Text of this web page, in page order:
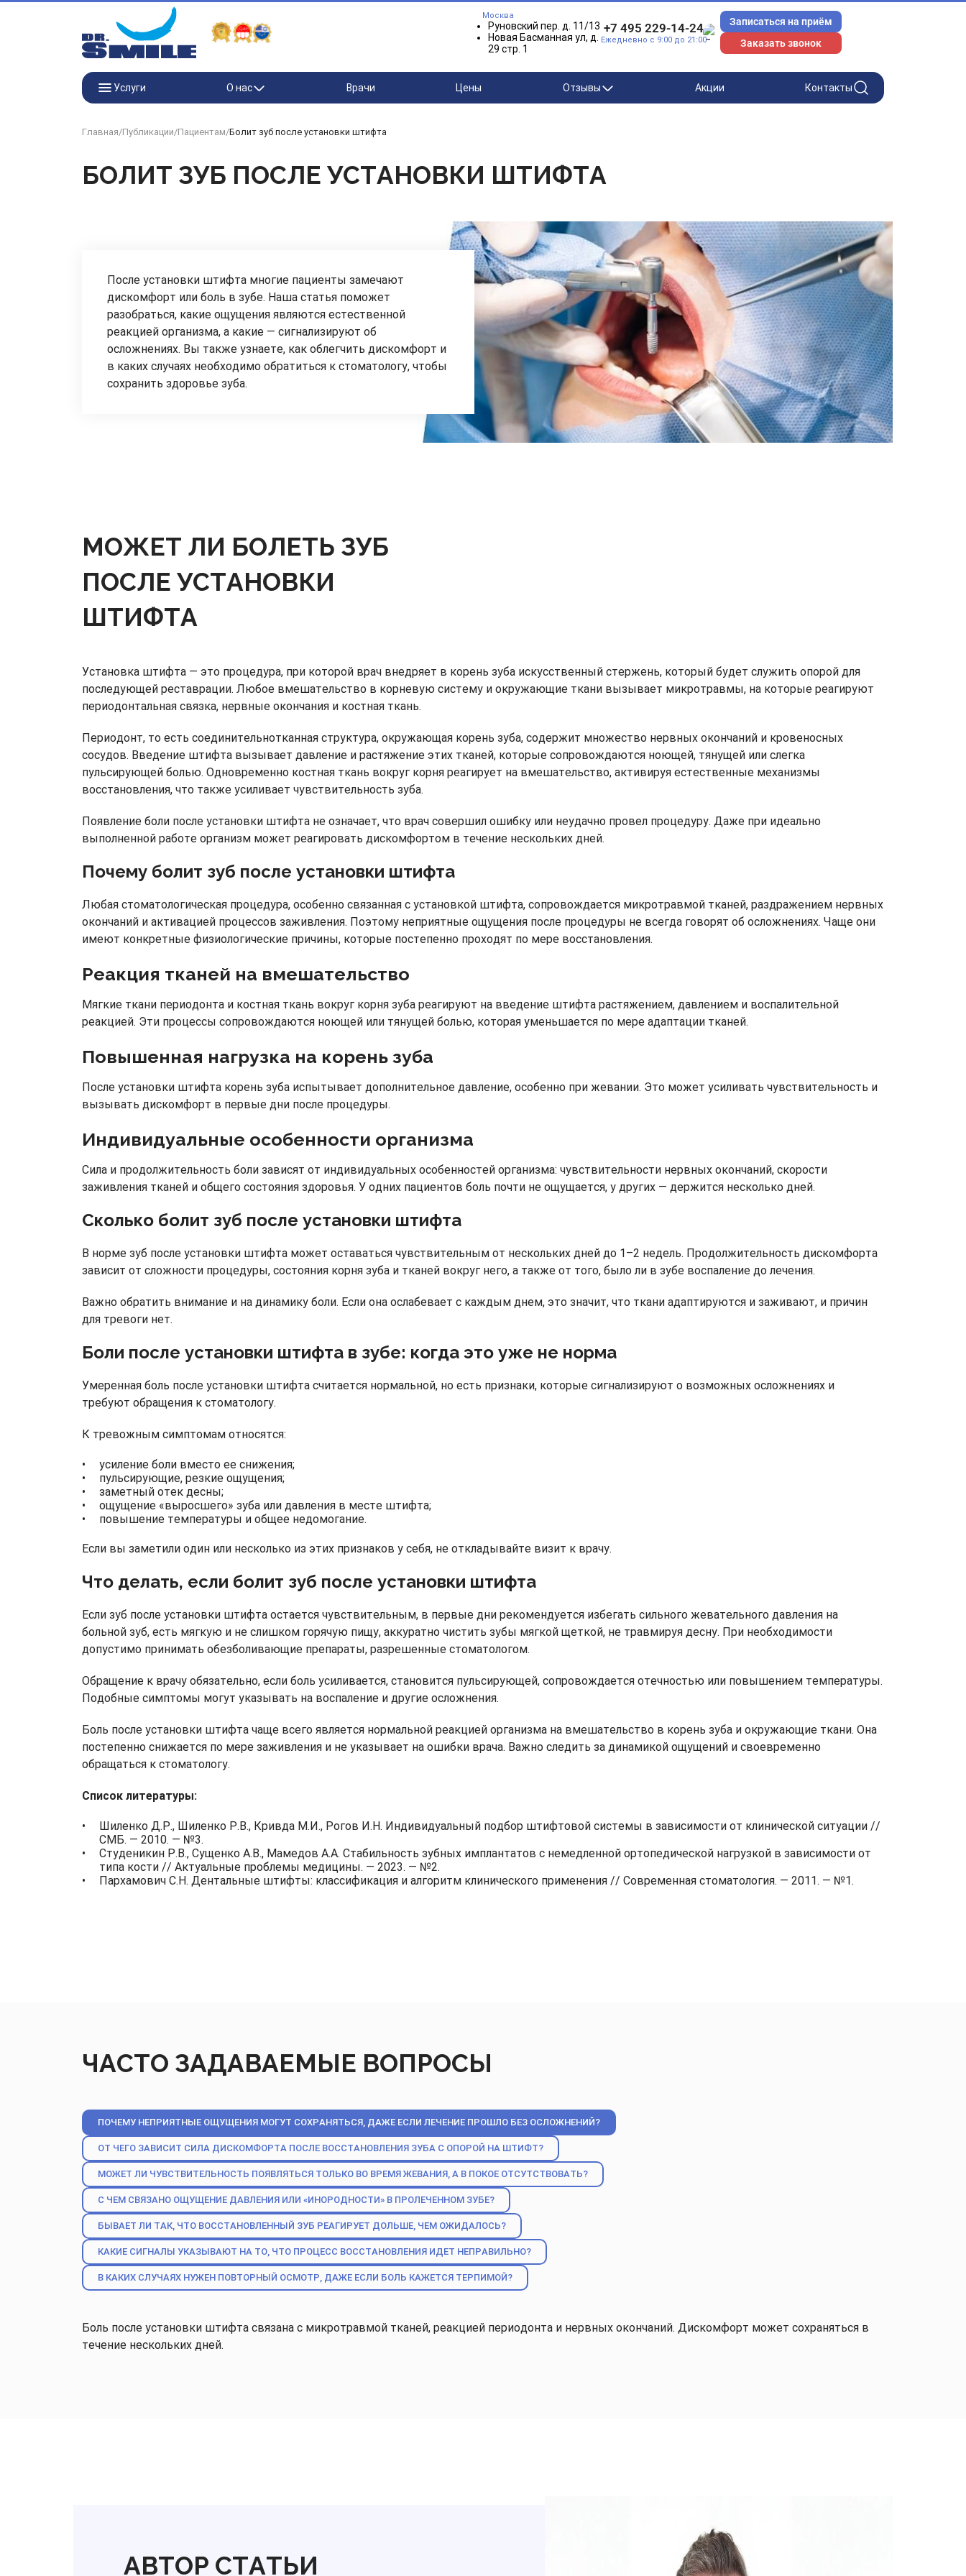
Перейти к основному контенту
Москва
Руновский пер. д. 11/13
Новая Басманная ул, д.
29 стр. 1
+7 495 229-14-24
Ежедневно с 9:00 до 21:00
Записаться на приём
Заказать звонок
Услуги О нас Врачи Цены Отзывы Акции Контакты
Главная/Публикации/Пациентам/Болит зуб после установки штифта
БОЛИТ ЗУБ ПОСЛЕ УСТАНОВКИ ШТИФТА
После установки штифта многие пациенты замечают
дискомфорт или боль в зубе. Наша статья поможет
разобраться, какие ощущения являются естественной
реакцией организма, а какие — сигнализируют об
осложнениях. Вы также узнаете, как облегчить дискомфорт и
в каких случаях необходимо обратиться к стоматологу, чтобы
сохранить здоровье зуба.
МОЖЕТ ЛИ БОЛЕТЬ ЗУБ
ПОСЛЕ УСТАНОВКИ
ШТИФТА
Установка штифта — это процедура, при которой врач внедряет в корень зуба искусственный стержень, который будет служить опорой для
последующей реставрации. Любое вмешательство в корневую систему и окружающие ткани вызывает микротравмы, на которые реагируют
периодонтальная связка, нервные окончания и костная ткань.
Периодонт, то есть соединительнотканная структура, окружающая корень зуба, содержит множество нервных окончаний и кровеносных
сосудов. Введение штифта вызывает давление и растяжение этих тканей, которые сопровождаются ноющей, тянущей или слегка
пульсирующей болью. Одновременно костная ткань вокруг корня реагирует на вмешательство, активируя естественные механизмы
восстановления, что также усиливает чувствительность зуба.
Появление боли после установки штифта не означает, что врач совершил ошибку или неудачно провел процедуру. Даже при идеально
выполненной работе организм может реагировать дискомфортом в течение нескольких дней.
Почему болит зуб после установки штифта
Любая стоматологическая процедура, особенно связанная с установкой штифта, сопровождается микротравмой тканей, раздражением нервных
окончаний и активацией процессов заживления. Поэтому неприятные ощущения после процедуры не всегда говорят об осложнениях. Чаще они
имеют конкретные физиологические причины, которые постепенно проходят по мере восстановления.
Реакция тканей на вмешательство
Мягкие ткани периодонта и костная ткань вокруг корня зуба реагируют на введение штифта растяжением, давлением и воспалительной
реакцией. Эти процессы сопровождаются ноющей или тянущей болью, которая уменьшается по мере адаптации тканей.
Повышенная нагрузка на корень зуба
После установки штифта корень зуба испытывает дополнительное давление, особенно при жевании. Это может усиливать чувствительность и
вызывать дискомфорт в первые дни после процедуры.
Индивидуальные особенности организма
Сила и продолжительность боли зависят от индивидуальных особенностей организма: чувствительности нервных окончаний, скорости
заживления тканей и общего состояния здоровья. У одних пациентов боль почти не ощущается, у других — держится несколько дней.
Сколько болит зуб после установки штифта
В норме зуб после установки штифта может оставаться чувствительным от нескольких дней до 1–2 недель. Продолжительность дискомфорта
зависит от сложности процедуры, состояния корня зуба и тканей вокруг него, а также от того, было ли в зубе воспаление до лечения.
Важно обратить внимание и на динамику боли. Если она ослабевает с каждым днем, это значит, что ткани адаптируются и заживают, и причин
для тревоги нет.
Боли после установки штифта в зубе: когда это уже не норма
Умеренная боль после установки штифта считается нормальной, но есть признаки, которые сигнализируют о возможных осложнениях и
требуют обращения к стоматологу.
К тревожным симптомам относятся:
усиление боли вместо ее снижения;
пульсирующие, резкие ощущения;
заметный отек десны;
ощущение «выросшего» зуба или давления в месте штифта;
повышение температуры и общее недомогание.
Если вы заметили один или несколько из этих признаков у себя, не откладывайте визит к врачу.
Что делать, если болит зуб после установки штифта
Если зуб после установки штифта остается чувствительным, в первые дни рекомендуется избегать сильного жевательного давления на
больной зуб, есть мягкую и не слишком горячую пищу, аккуратно чистить зубы мягкой щеткой, не травмируя десну. При необходимости
допустимо принимать обезболивающие препараты, разрешенные стоматологом.
Обращение к врачу обязательно, если боль усиливается, становится пульсирующей, сопровождается отечностью или повышением температуры.
Подобные симптомы могут указывать на воспаление и другие осложнения.
Боль после установки штифта чаще всего является нормальной реакцией организма на вмешательство в корень зуба и окружающие ткани. Она
постепенно снижается по мере заживления и не указывает на ошибки врача. Важно следить за динамикой ощущений и своевременно
обращаться к стоматологу.
Список литературы:
Шиленко Д.Р., Шиленко Р.В., Кривда М.И., Рогов И.Н. Индивидуальный подбор штифтовой системы в зависимости от клинической ситуации //
СМБ. — 2010. — №3.
Студеникин Р.В., Сущенко А.В., Мамедов А.А. Стабильность зубных имплантатов с немедленной ортопедической нагрузкой в зависимости от
типа кости // Актуальные проблемы медицины. — 2023. — №2.
Пархамович С.Н. Дентальные штифты: классификация и алгоритм клинического применения // Современная стоматология. — 2011. — №1.
ЧАСТО ЗАДАВАЕМЫЕ ВОПРОСЫ
ПОЧЕМУ НЕПРИЯТНЫЕ ОЩУЩЕНИЯ МОГУТ СОХРАНЯТЬСЯ, ДАЖЕ ЕСЛИ ЛЕЧЕНИЕ ПРОШЛО БЕЗ ОСЛОЖНЕНИЙ?
ОТ ЧЕГО ЗАВИСИТ СИЛА ДИСКОМФОРТА ПОСЛЕ ВОССТАНОВЛЕНИЯ ЗУБА С ОПОРОЙ НА ШТИФТ?
МОЖЕТ ЛИ ЧУВСТВИТЕЛЬНОСТЬ ПОЯВЛЯТЬСЯ ТОЛЬКО ВО ВРЕМЯ ЖЕВАНИЯ, А В ПОКОЕ ОТСУТСТВОВАТЬ?
С ЧЕМ СВЯЗАНО ОЩУЩЕНИЕ ДАВЛЕНИЯ ИЛИ «ИНОРОДНОСТИ» В ПРОЛЕЧЕННОМ ЗУБЕ?
БЫВАЕТ ЛИ ТАК, ЧТО ВОССТАНОВЛЕННЫЙ ЗУБ РЕАГИРУЕТ ДОЛЬШЕ, ЧЕМ ОЖИДАЛОСЬ?
КАКИЕ СИГНАЛЫ УКАЗЫВАЮТ НА ТО, ЧТО ПРОЦЕСС ВОССТАНОВЛЕНИЯ ИДЕТ НЕПРАВИЛЬНО?
В КАКИХ СЛУЧАЯХ НУЖЕН ПОВТОРНЫЙ ОСМОТР, ДАЖЕ ЕСЛИ БОЛЬ КАЖЕТСЯ ТЕРПИМОЙ?
Боль после установки штифта связана с микротравмой тканей, реакцией периодонта и нервных окончаний. Дискомфорт может сохраняться в
течение нескольких дней.
АВТОР СТАТЬИ